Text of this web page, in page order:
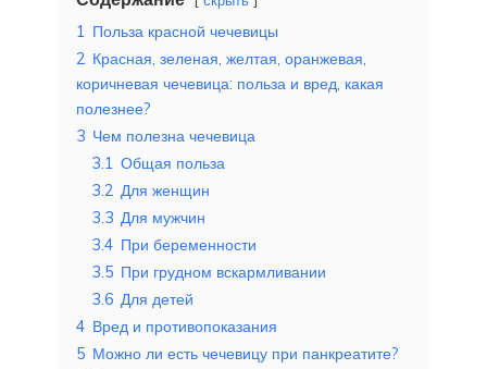
1 Польза красной чечевицы
2 Красная, зеленая, желтая, оранжевая,
коричневая чечевица: польза и вред, какая
полезнее?
3 Чем полезна чечевица
3.1 Общая польза
3.2 Для женщин
3.3 Для мужчин
3.4 При беременности
3.5 При грудном вскармливании
3.6 Для детей
4 Вред и противопоказания
5 Можно ли есть чечевицу при панкреатите?